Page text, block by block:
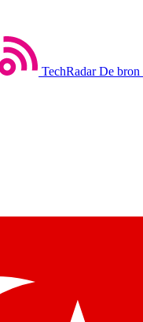
TechRadar De bron